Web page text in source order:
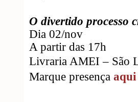
O divertido processo
Dia 02/nov
A partir das 17h
Livraria AMEI – São
Marque presença aqui